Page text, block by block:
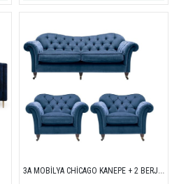
3A MOBİLYA CHİCAGO KANEPE + 2 BERJER